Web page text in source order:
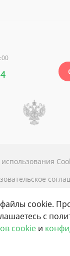
Контакты
Карта сайта
cookie.
с
cookie и